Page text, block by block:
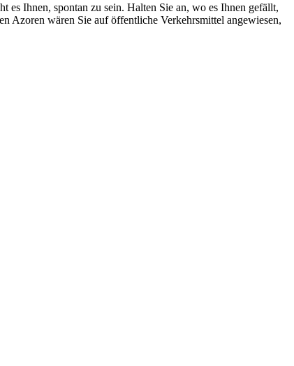
es Ihnen, spontan zu sein. Halten Sie an, wo es Ihnen gefällt,
Azoren wären Sie auf öffentliche Verkehrsmittel angewiesen,